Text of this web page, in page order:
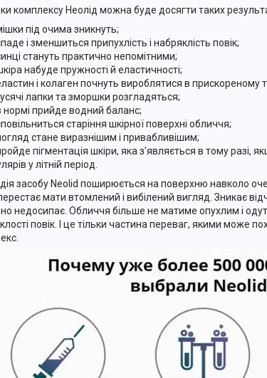
комплексу Неолід можна буде досягти таких
під очима зникнуть;
і зменшиться припухлість і набряклість повік;
стануть практично непомітними;
набуде пружності й еластичності;
і колаген почнуть вироблятися в прискореному
лапки та зморшки розгладяться;
нормі прийде водний баланс;
старіння шкірної поверхні обличчя;
стане виразнішим і привабливішим;
пігментація шкіри, яка з'являється в тому разі,
у літній період.
дія засобу Neolid поширюється на поверхню навколо
мати втомлений і вибілений вигляд. Зникає
недосипає. Обличчя більше не матиме опухлим і
повік. І це тільки частина переваг, якими може